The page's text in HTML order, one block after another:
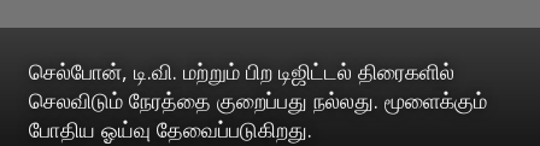
செல்போன், டி.வி. மற்றும் பிற டிஜிட்டல் திரைகளில்
செலவிடும் நேரத்தை குறைப்பது நல்லது. மூளைக்கும்
போதிய ஓய்வு தேவைப்படுகிறது.